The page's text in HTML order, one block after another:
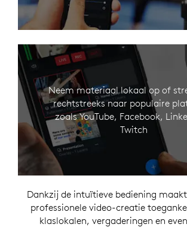
Neem materiaal lokaal op of
rechtstreeks naar populaire
zoals YouTube, Facebook,
Twitch
Dankzij de intuïtieve bediening
professionele video-creatie
klaslokalen, vergaderingen en